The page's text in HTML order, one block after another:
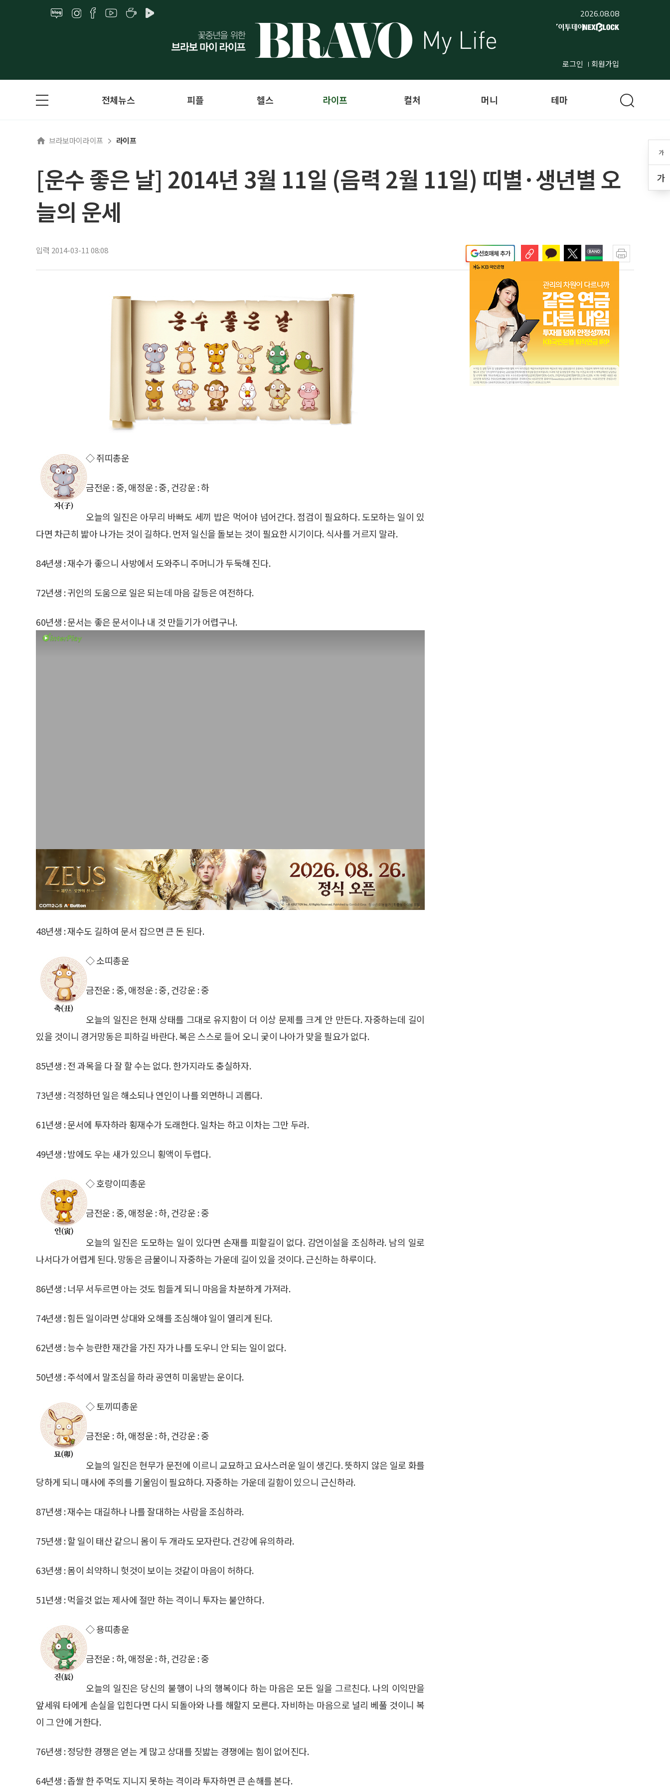
2026.08.08
로그인 회원가입
가
가
전체뉴스 피플 헬스 라이프 컬처 머니 테마
브라보마이라이프 라이프
[운수 좋은 날] 2014년 3월 11일 (음력 2월 11일) 띠별·생년별 오
늘의 운세
입력 2014-03-11 08:08 선호매체 추가
◇ 쥐띠총운
금전운 : 중, 애정운 : 중, 건강운 : 하
오늘의 일진은 아무리 바빠도 세끼 밥은 먹어야 넘어간다. 점검이 필요하다. 도모하는 일이 있
다면 차근히 밟아 나가는 것이 길하다. 먼저 일신을 돌보는 것이 필요한 시기이다. 식사를 거르지 말라.
84년생 : 재수가 좋으니 사방에서 도와주니 주머니가 두둑해 진다.
72년생 : 귀인의 도움으로 일은 되는데 마음 갈등은 여전하다.
60년생 : 문서는 좋은 문서이나 내 것 만들기가 어렵구나.
48년생 : 재수도 길하여 문서 잡으면 큰 돈 된다.
◇ 소띠총운
금전운 : 중, 애정운 : 중, 건강운 : 중
오늘의 일진은 현재 상태를 그대로 유지함이 더 이상 문제를 크게 안 만든다. 자중하는데 길이
있을 것이니 경거망동은 피하길 바란다. 복은 스스로 들어 오니 궂이 나아가 맞을 필요가 없다.
85년생 : 전 과목을 다 잘 할 수는 없다. 한가지라도 충실하자.
73년생 : 걱정하던 일은 해소되나 연인이 나를 외면하니 괴롭다.
61년생 : 문서에 투자하라 횡재수가 도래한다. 일차는 하고 이차는 그만 두라.
49년생 : 밤에도 우는 새가 있으니 횡액이 두렵다.
◇ 호랑이띠총운
금전운 : 중, 애정운 : 하, 건강운 : 중
오늘의 일진은 도모하는 일이 있다면 손재를 피할길이 없다. 감언이설을 조심하라. 남의 일로
나서다가 어렵게 된다. 망동은 금물이니 자중하는 가운데 길이 있을 것이다. 근신하는 하루이다.
86년생 : 너무 서두르면 아는 것도 힘들게 되니 마음을 차분하게 가져라.
74년생 : 힘든 일이라면 상대와 오해를 조심해야 일이 열리게 된다.
62년생 : 능수 능란한 재간을 가진 자가 나를 도우니 안 되는 일이 없다.
50년생 : 주석에서 말조심을 하라 공연히 미움받는 운이다.
◇ 토끼띠총운
금전운 : 하, 애정운 : 하, 건강운 : 중
오늘의 일진은 현무가 문전에 이르니 교묘하고 요사스러운 일이 생긴다. 뜻하지 않은 일로 화를
당하게 되니 매사에 주의를 기울임이 필요하다. 자중하는 가운데 길함이 있으니 근신하라.
87년생 : 재수는 대길하나 나를 잘대하는 사람을 조심하라.
75년생 : 할 일이 태산 같으니 몸이 두 개라도 모자란다. 건강에 유의하라.
63년생 : 몸이 쇠약하니 헛것이 보이는 것같이 마음이 허하다.
51년생 : 먹을것 없는 제사에 절만 하는 격이니 투자는 불안하다.
◇ 용띠총운
금전운 : 하, 애정운 : 하, 건강운 : 중
오늘의 일진은 당신의 불행이 나의 행복이다 하는 마음은 모든 일을 그르친다. 나의 이익만을
앞세워 타에게 손실을 입힌다면 다시 되돌아와 나를 해할지 모른다. 자비하는 마음으로 널리 베풀 것이니 복
이 그 안에 거한다.
76년생 : 정당한 경쟁은 얻는 게 많고 상대를 짓밟는 경쟁에는 힘이 없어진다.
64년생 : 좁쌀 한 주먹도 지니지 못하는 격이라 투자하면 큰 손해를 본다.